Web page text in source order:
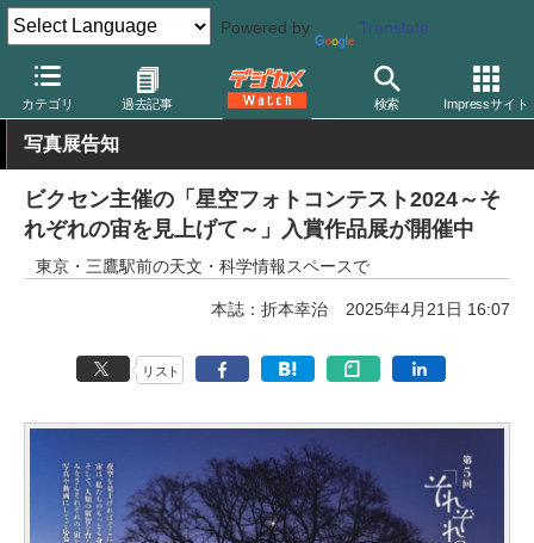
Powered by Translate
カテゴリ 過去記事 検索 Impressサイト
デジカメ Watch 撮影情報 星景・天体
写真展告知
ビクセン主催の「星空フォトコンテスト2024～そ
れぞれの宙を見上げて～」入賞作品展が開催中
東京・三鷹駅前の天文・科学情報スペースで
本誌：折本幸治 2025年4月21日 16:07
リスト